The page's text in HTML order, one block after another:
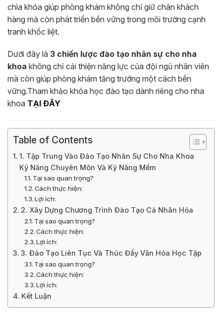
chìa khóa giúp phòng khám không chỉ giữ chân khách
hàng mà còn phát triển bền vững trong môi trường cạnh
tranh khốc liệt.
Dưới đây là 3 chiến lược đào tạo nhân sự cho nha
khoa không chỉ cải thiện năng lực của đội ngũ nhân viên
mà còn giúp phòng khám tăng trưởng một cách bền
vững.Tham khảo khóa học đào tạo dành riêng cho nha
khoa TẠI ĐÂY
Table of Contents
1. Tập Trung Vào Đào Tạo Nhân Sự Cho Nha Khoa
Kỹ Năng Chuyên Môn Và Kỹ Năng Mềm
Tại sao quan trọng?
Cách thực hiện:
Lợi ích:
2. Xây Dựng Chương Trình Đào Tạo Cá Nhân Hóa
Tại sao quan trọng?
Cách thực hiện:
Lợi ích:
3. Đào Tạo Liên Tục Và Thúc Đẩy Văn Hóa Học Tập
Tại sao quan trọng?
Cách thực hiện:
Lợi ích:
Kết Luận